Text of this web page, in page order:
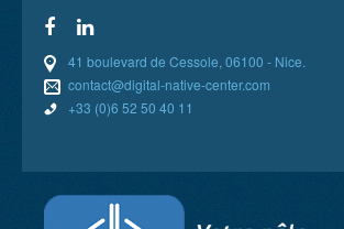
41 boulevard de Cessole, 06100 - Nice.
contact@digital-native-center.com
+33 (0)6 52 50 40 11